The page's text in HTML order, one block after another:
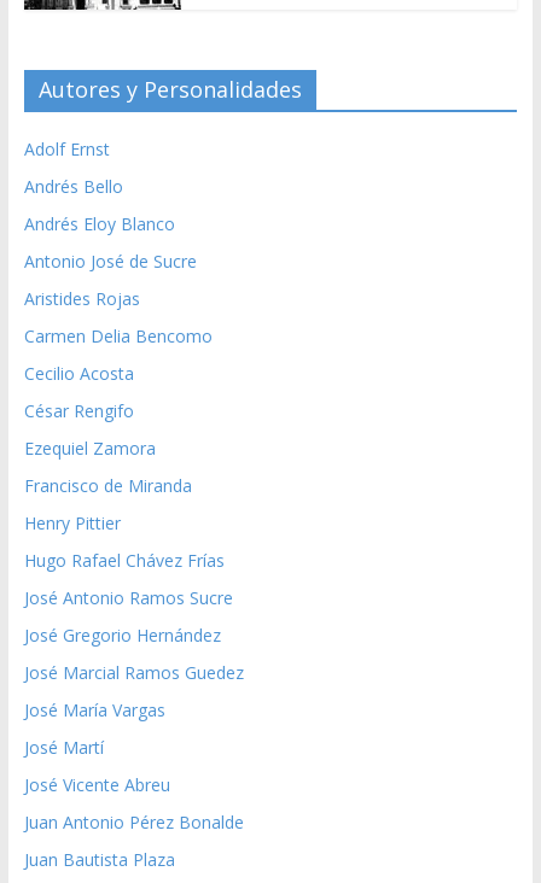
Autores y Personalidades
Adolf Ernst
Andrés Bello
Andrés Eloy Blanco
Antonio José de Sucre
Aristides Rojas
Carmen Delia Bencomo
Cecilio Acosta
César Rengifo
Ezequiel Zamora
Francisco de Miranda
Henry Pittier
Hugo Rafael Chávez Frías
José Antonio Ramos Sucre
José Gregorio Hernández
José Marcial Ramos Guedez
José María Vargas
José Martí
José Vicente Abreu
Juan Antonio Pérez Bonalde
Juan Bautista Plaza